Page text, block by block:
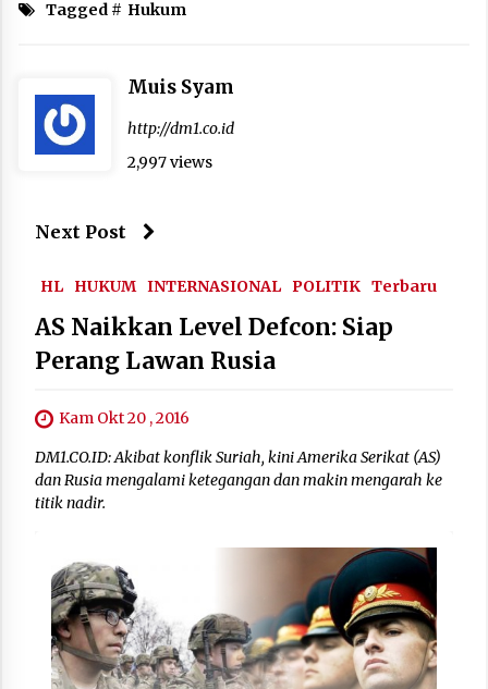
Tagged # Hukum
Muis Syam
http://dm1.co.id
2,997 views
Next Post
HL HUKUM INTERNASIONAL POLITIK Terbaru
AS Naikkan Level Defcon: Siap
Perang Lawan Rusia
Kam Okt 20 , 2016
DM1.CO.ID: Akibat konflik Suriah, kini Amerika Serikat (AS)
dan Rusia mengalami ketegangan dan makin mengarah ke
titik nadir.